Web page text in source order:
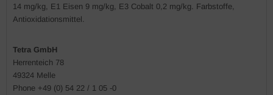
14 mg/kg, E1 Eisen 9 mg/kg, E3 Cobalt 0,2 mg/kg. Farbstoffe,
Antioxidationsmittel.
Tetra GmbH
Herrenteich 78
49324 Melle
Phone +49 (0) 54 22 / 1 05 -0